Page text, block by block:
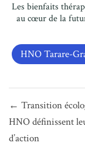
Les bienfaits
au cœur de la
HNO Tarare-
de
l’article
← Transition
HNO définissent
d’action